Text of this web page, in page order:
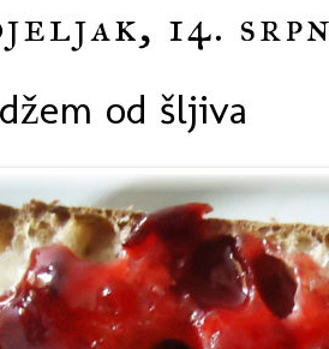
14.
od šljiva